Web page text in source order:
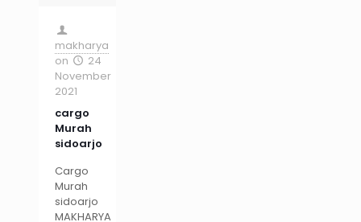
makharya
on
24
November
2021
cargo
Murah
sidoarjo
Cargo
Murah
sidoarjo
MAKHARYA